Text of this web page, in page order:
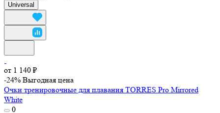
Universal
от 1 140 ₽
-24% Выгодная цена
Очки тренировочные для плавания TORRES Pro Mirrored
White
0